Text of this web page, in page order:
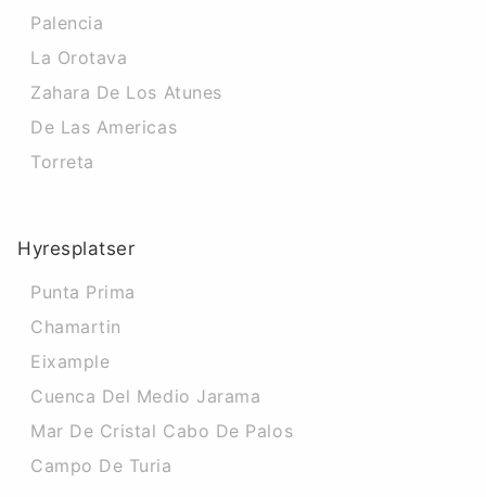
Palencia
La Orotava
Zahara De Los Atunes
De Las Americas
Torreta
Hyresplatser
Punta Prima
Chamartin
Eixample
Cuenca Del Medio Jarama
Mar De Cristal Cabo De Palos
Campo De Turia